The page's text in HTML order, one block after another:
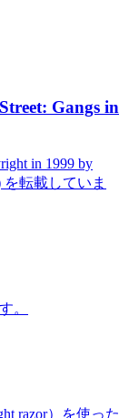
Gangs in
in 1999 by
を転載していま
。
razor）を使った